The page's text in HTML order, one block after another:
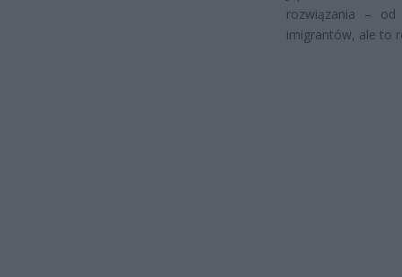
rozwiązania –
imigrantów, ale to